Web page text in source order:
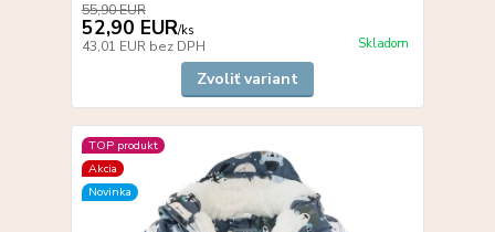
55,90 EUR
52,90 EUR/ks
43,01 EUR bez DPH Skladom
Zvoliť variant
TOP produkt
Akcia
Novinka